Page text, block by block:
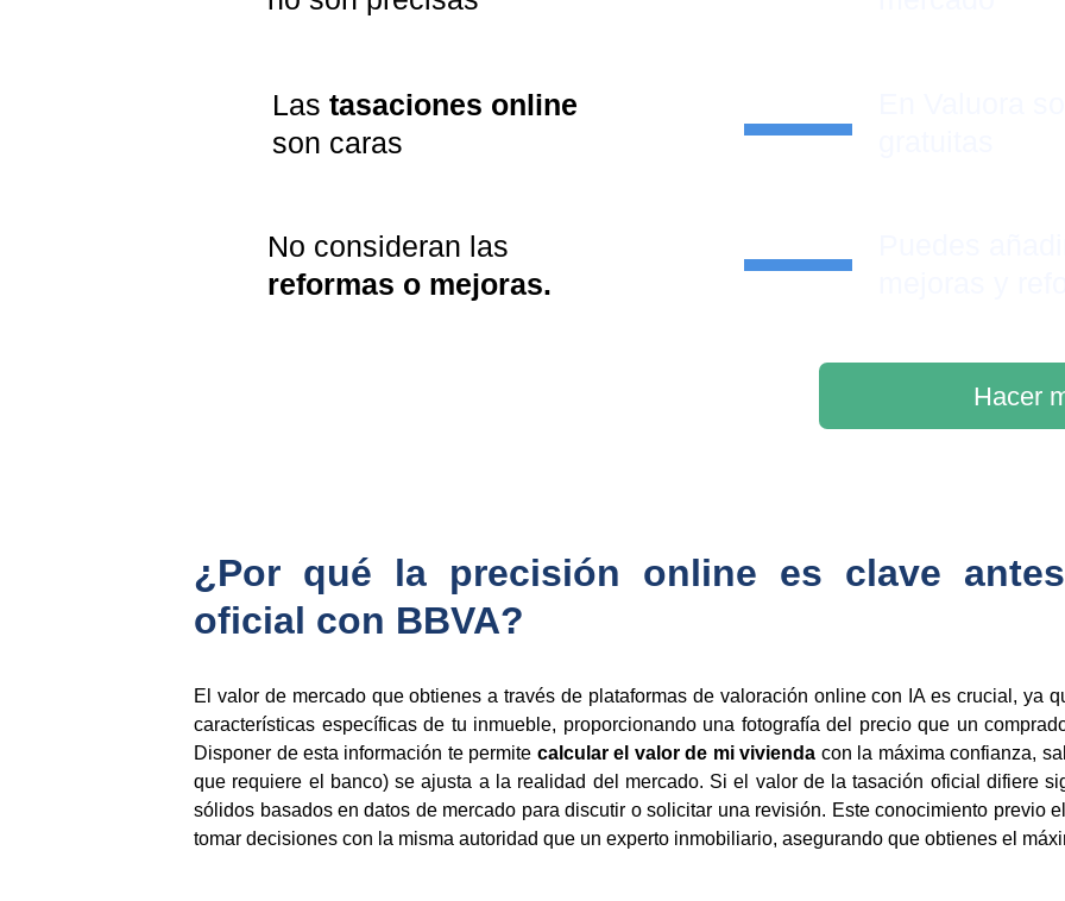
Hacer
Las tasaciones online
son caras
No consideran las
reformas o mejoras.
¿Por qué la precisión online es clave
oficial con BBVA?
El valor de mercado que obtienes a través de plataformas de valoración online con IA es crucial, ya
características específicas de tu inmueble, proporcionando una fotografía del precio que un
Disponer de esta información te permite calcular el valor de mi vivienda con la máxima confianza,
que requiere el banco) se ajusta a la realidad del mercado. Si el valor de la tasación oficial difiere
sólidos basados en datos de mercado para discutir o solicitar una revisión. Este conocimiento previo
tomar decisiones con la misma autoridad que un experto inmobiliario, asegurando que obtienes el